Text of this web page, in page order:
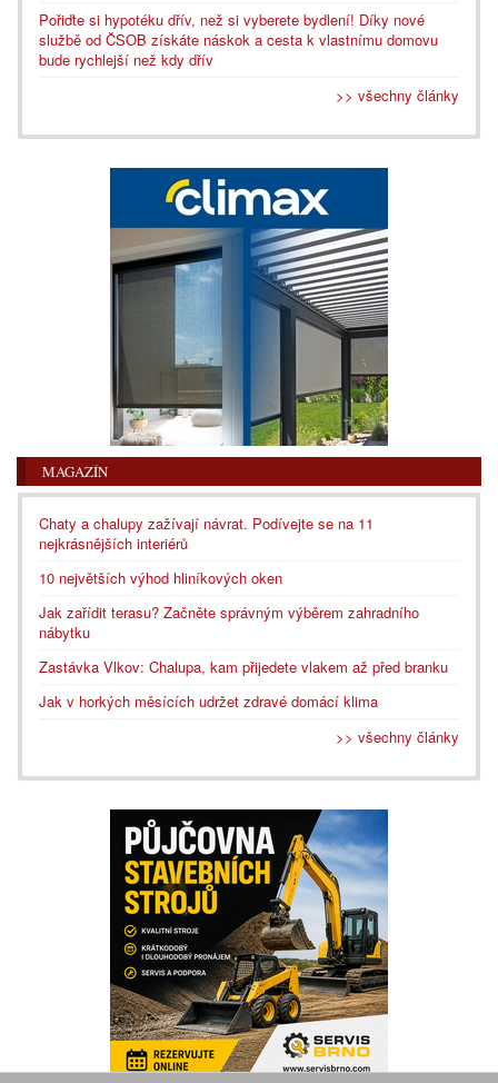
Pořiďte si hypotéku dřív, než si vyberete bydlení! Díky nové
službě od ČSOB získáte náskok a cesta k vlastnímu domovu
bude rychlejší než kdy dřív
>> všechny články
MAGAZÍN
Chaty a chalupy zažívají návrat. Podívejte se na 11
nejkrásnějších interiérů
10 největších výhod hliníkových oken
Jak zařídit terasu? Začněte správným výběrem zahradního
nábytku
Zastávka Vlkov: Chalupa, kam přijedete vlakem až před branku
Jak v horkých měsících udržet zdravé domácí klima
>> všechny články